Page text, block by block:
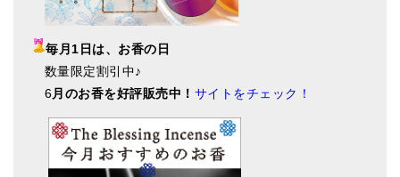
毎月1日は、お香の日
数量限定割引中♪
6月のお香を好評販売中！ サイトをチェック！